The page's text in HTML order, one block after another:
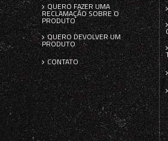
QUERO FAZER UMA
RECLAMAÇÃO SOBRE O
PRODUTO
QUERO DEVOLVER UM
PRODUTO
CONTATO